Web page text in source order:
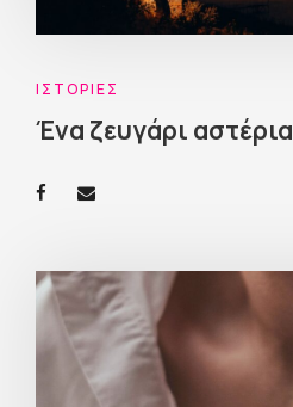
ΙΣΤΟΡΊΕΣ
Ένα ζευγάρι αστέρια